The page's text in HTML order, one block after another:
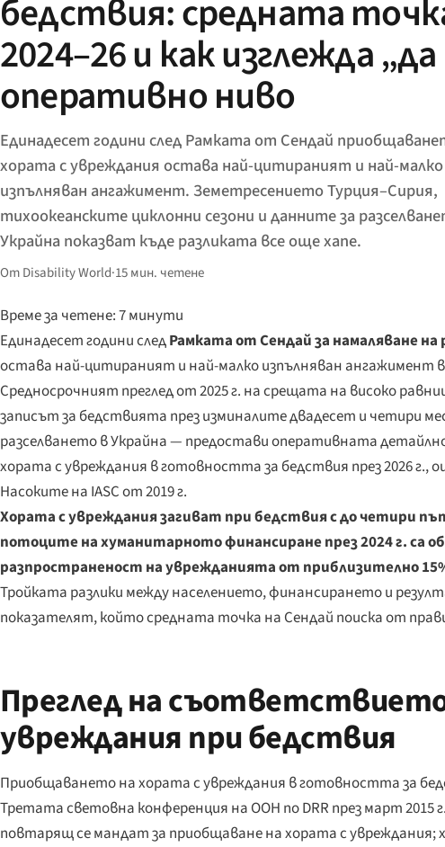
бедствия: средната
2024–26 и как изглежда
оперативно ниво
Единадесет години след Рамката от Сендай
хората с увреждания остава най-цитираният и най-малко
изпълняван ангажимент. Земетресението Турция–Сирия,
тихоокеанските циклонни сезони и данните за
Украйна показват къде разликата все още хапе.
От Disability World·15 мин. четене
Време за четене: 7 минути
Единадесет години следРамката от Сендай за намаляване на
остава най-цитираният и най-малко изпълняван ангажимент
Средносрочният преглед от 2025 г. на срещата на високо
записът за бедствията през изминалите двадесет и четири
разселването в Украйна — предостави оперативната
хората с увреждания в готовността за бедствия през 2026 г.,
Насоките на IASC от 2019 г.
Хората с увреждания загиват при бедствия с до четири
потоците на хуманитарното финансиране през 2024 г. са
разпространеност на уврежданията от приблизително
Тройката разлики между населението, финансирането и
показателят, който средната точка на Сендай поиска от
Преглед на
увреждания при бедствия
Приобщаването на хората с увреждания в готовността за
Третата световна конференция на ООН по DRR през март
повтарящ се мандат за приобщаване на хората с увреждания;